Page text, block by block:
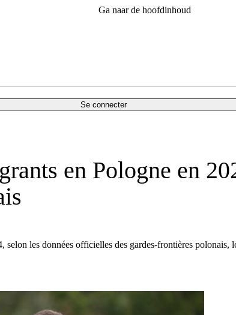
Ga naar de hoofdinhoud
Se connecter
en Pologne en
les données officielles des gardes-frontières polonais,